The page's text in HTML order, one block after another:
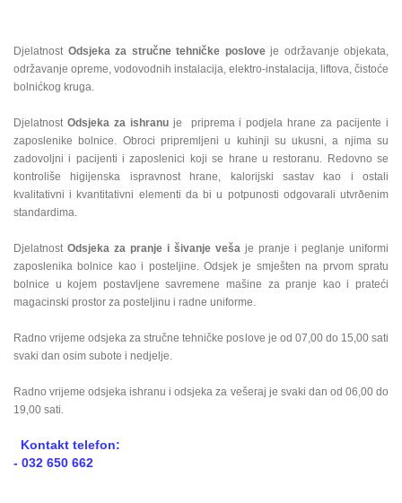
Djelatnost Odsjeka za stručne tehničke posloveje održavanje objekata,
održavanje opreme, vodovodnih instalacija, elektro-instalacija, liftova, čistoće
bolnićkog kruga.
Djelatnost Odsjeka za ishranuje priprema i podjela hrane za pacijente i
zaposlenike bolnice. Obroci pripremljeni u kuhinji su ukusni, a njima su
zadovoljni i pacijenti i zaposlenici koji se hrane u restoranu. Redovno se
kontroliše higijenska ispravnost hrane, kalorijski sastav kao i ostali
kvalitativni i kvantitativni elementi da bi u potpunosti odgovarali utvrðenim
standardima.
Djelatnost Odsjeka za pranje i šivanje veša je pranje i peglanje uniformi
zaposlenika bolnice kao i posteljine. Odsjek je smješten na prvom spratu
bolnice u kojem postavljene savremene mašine za pranje kao i prateći
magacinski prostor za posteljinu i radne uniforme.
Radno vrijeme odsjeka za stručne tehničke poslove je od 07,00 do 15,00 sati
svaki dan osim subote i nedjelje.
Radno vrijeme odsjeka ishranu i odsjeka za vešeraj je svaki dan od 06,00 do
19,00 sati.
Kontakt telefon:
- 032 650 662